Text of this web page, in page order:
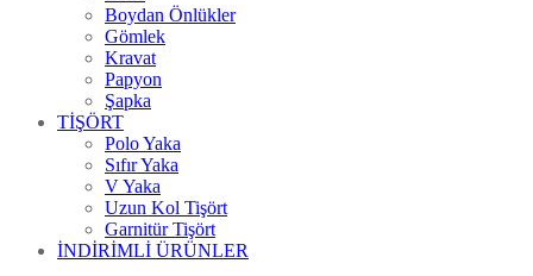
Boydan Önlükler
Gömlek
Kravat
Papyon
Şapka
TİŞÖRT
Polo Yaka
Sıfır Yaka
V Yaka
Uzun Kol Tişört
Garnitür Tişört
İNDİRİMLİ ÜRÜNLER